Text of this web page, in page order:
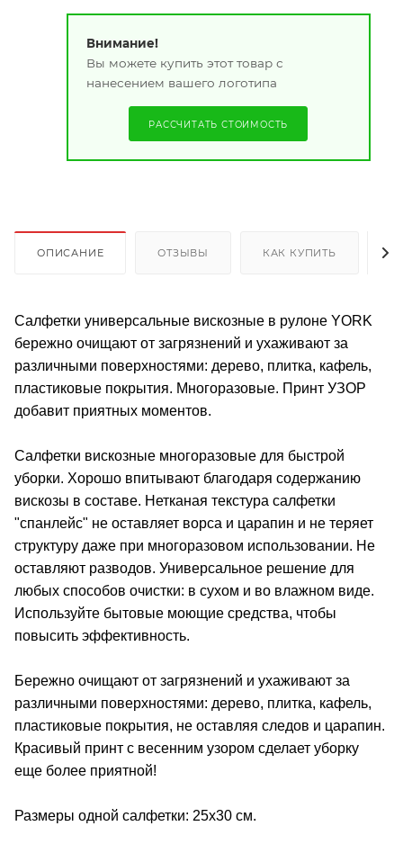
Внимание!
Вы можете купить этот товар с
нанесением вашего логотипа
РАССЧИТАТЬ СТОИМОСТЬ
ОПИСАНИЕ ОТЗЫВЫ КАК КУПИТЬ
Салфетки универсальные вискозные в рулоне YORK
бережно очищают от загрязнений и ухаживают за
различными поверхностями: дерево, плитка, кафель,
пластиковые покрытия. Многоразовые. Принт УЗОР
добавит приятных моментов.
Салфетки вискозные многоразовые для быстрой
уборки. Хорошо впитывают благодаря содержанию
вискозы в составе. Нетканая текстура салфетки
"спанлейс" не оставляет ворса и царапин и не теряет
структуру даже при многоразовом использовании. Не
оставляют разводов. Универсальное решение для
любых способов очистки: в сухом и во влажном виде.
Используйте бытовые моющие средства, чтобы
повысить эффективность.
Бережно очищают от загрязнений и ухаживают за
различными поверхностями: дерево, плитка, кафель,
пластиковые покрытия, не оставляя следов и царапин.
Красивый принт с весенним узором сделает уборку
еще более приятной!
Размеры одной салфетки: 25х30 см.